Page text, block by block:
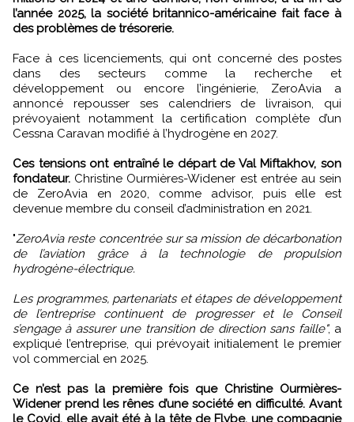
l’année 2025, la société britannico-américaine fait face à
des problèmes de trésorerie.
Face à ces licenciements, qui ont concerné des postes
dans des secteurs comme la recherche et
développement ou encore l’ingénierie, ZeroAvia a
annoncé repousser ses calendriers de livraison, qui
prévoyaient notamment la certification complète d’un
Cessna Caravan modifié à l’hydrogène en 2027.
Ces tensions ont entraîné le départ de Val Miftakhov, son
fondateur. Christine Ourmières-Widener est entrée au sein
de ZeroAvia en 2020, comme advisor, puis elle est
devenue membre du conseil d’administration en 2021.
"ZeroAvia reste concentrée sur sa mission de décarbonation
de l’aviation grâce à la technologie de propulsion
hydrogène-électrique.
Les programmes, partenariats et étapes de développement
de l’entreprise continuent de progresser et le Conseil
s’engage à assurer une transition de direction sans faille", a
expliqué l’entreprise, qui prévoyait initialement le premier
vol commercial en 2025.
Ce n’est pas la première fois que Christine Ourmières-
Widener prend les rênes d’une société en difficulté. Avant
le Covid, elle avait été à la tête de Flybe, une compagnie